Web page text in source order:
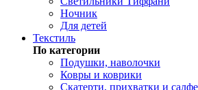
Ночник
Для детей
Текстиль
По категории
Подушки, наволочки
Ковры и коврики
Скатерти, прихватки и